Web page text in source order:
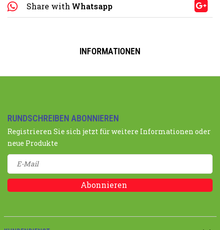
Share with Whatsapp
INFORMATIONEN
RUNDSCHREIBEN ABONNIEREN
Registrieren Sie sich jetzt für weitere Informationen oder
neue Produkte
Abonnieren